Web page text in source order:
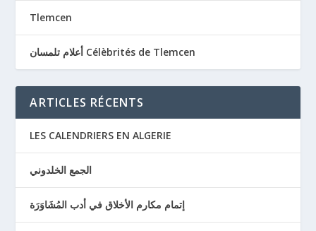
Tlemcen
أعلام تلمسان Célèbrités de Tlemcen
ARTICLES RÉCENTS
LES CALENDRIERS EN ALGERIE
الجمع الخلدوني
إتمام مكارم الأخلاق في أدب المُشَاوَرَة